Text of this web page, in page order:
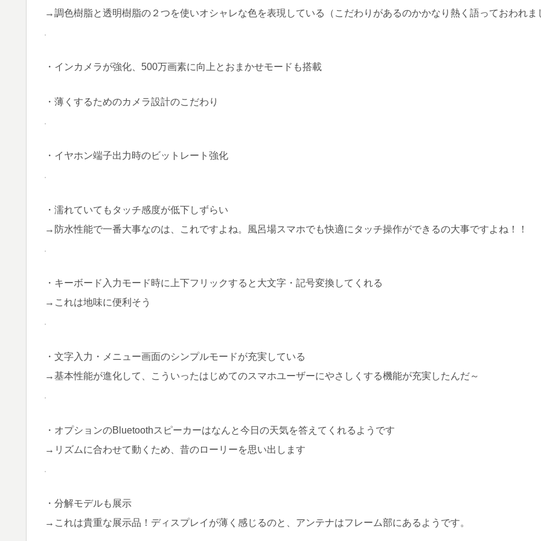
→調色樹脂と透明樹脂の２つを使いオシャレな色を表現している（こだわりがあるのかかなり熱く語っておわれま
・インカメラが強化、500万画素に向上とおまかせモードも搭載
・薄くするためのカメラ設計のこだわり
・イヤホン端子出力時のビットレート強化
・濡れていてもタッチ感度が低下しずらい
→防水性能で一番大事なのは、これですよね。風呂場スマホでも快適にタッチ操作ができるの大事ですよね！！
・キーボード入力モード時に上下フリックすると大文字・記号変換してくれる
→これは地味に便利そう
・文字入力・メニュー画面のシンプルモードが充実している
→基本性能が進化して、こういったはじめてのスマホユーザーにやさしくする機能が充実したんだ～
・オプションのBluetoothスピーカーはなんと今日の天気を答えてくれるようです
→リズムに合わせて動くため、昔のローリーを思い出します
・分解モデルも展示
→これは貴重な展示品！ディスプレイが薄く感じるのと、アンテナはフレーム部にあるようです。